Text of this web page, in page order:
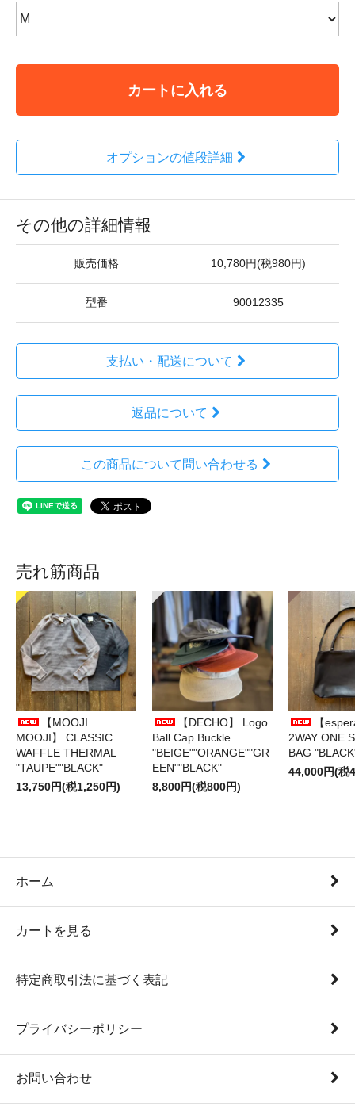
カートに入れる
オプションの値段詳細
その他の詳細情報
販売価格 10,780円(税980円)
型番 90012335
支払い・配送について
返品について
この商品について問い合わせる
売れ筋商品
【MOOJI
MOOJI】 CLASSIC
WAFFLE THERMAL
"TAUPE""BLACK"
13,750円(税1,250円)
【DECHO】 Logo
Ball Cap Buckle
"BEIGE""ORANGE""GR
EEN""BLACK"
8,800円(税800円)
【
2WAY ONE
BAG
44,000円(税
ホーム
カートを見る
特定商取引法に基づく表記
プライバシーポリシー
お問い合わせ